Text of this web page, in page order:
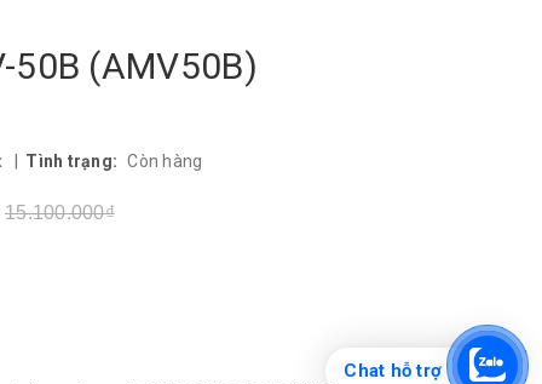
50B (AMV50B)
Tình trạng: Còn hàng
15.100.000₫
Chat hỗ trợ